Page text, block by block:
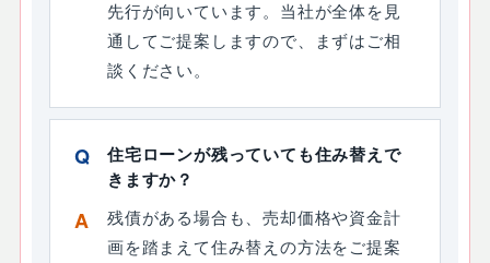
先行が向いています。当社が全体を見
通してご提案しますので、まずはご相
談ください。
住宅ローンが残っていても住み替えで
きますか？
残債がある場合も、売却価格や資金計
画を踏まえて住み替えの方法をご提案